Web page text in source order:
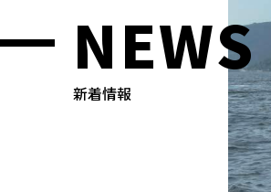
新着情報